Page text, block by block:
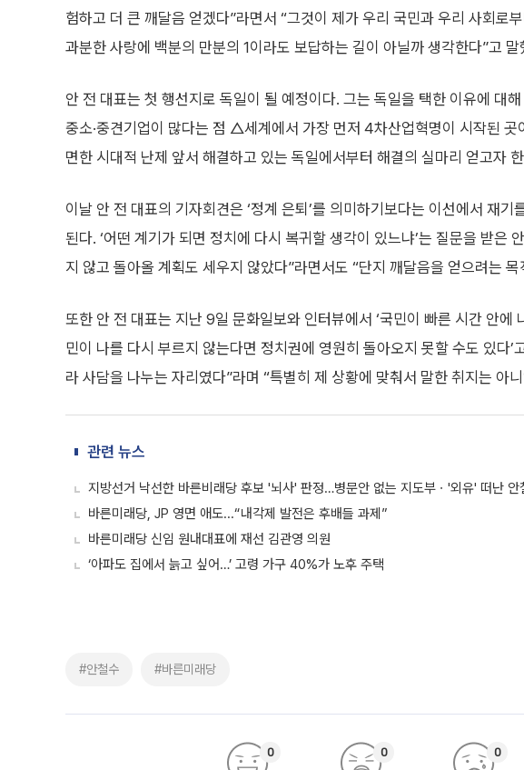
험하고 더 큰 깨달음 얻겠다”라면서 “그것이 제가 우리 국민과 우리 사회로
과분한 사랑에 백분의 만분의 1이라도 보답하는 길이 아닐까 생각한다”고 말
안 전 대표는 첫 행선지로 독일이 될 예정이다. 그는 독일을 택한 이유에
중소·중견기업이 많다는 점 △세계에서 가장 먼저 4차산업혁명이 시작된 곳
면한 시대적 난제 앞서 해결하고 있는 독일에서부터 해결의 실마리 얻고자
이날 안 전 대표의 기자회견은 ‘정계 은퇴’를 의미하기보다는 이선에서 재기
된다. ‘어떤 계기가 되면 정치에 다시 복귀할 생각이 있느냐’는 질문을 받은
지 않고 돌아올 계획도 세우지 않았다”라면서도 “단지 깨달음을 얻으려는 목
또한 안 전 대표는 지난 9일 문화일보와 인터뷰에서 ‘국민이 빠른 시간 안에
민이 나를 다시 부르지 않는다면 정치권에 영원히 돌아오지 못할 수도 있다’
라 사담을 나누는 자리였다”라며 “특별히 제 상황에 맞춰서 말한 취지는 아
관련 뉴스
지방선거 낙선한 바른비래당 후보 '뇌사' 판정…병문안 없는 지도부ㆍ'외유' 떠난 안
바른미래당, JP 영면 애도...“내각제 발전은 후배들 과제”
바른미래당 신임 원내대표에 재선 김관영 의원
‘아파도 집에서 늙고 싶어…’ 고령 가구 40%가 노후 주택
#안철수 #바른미래당
0 0 0